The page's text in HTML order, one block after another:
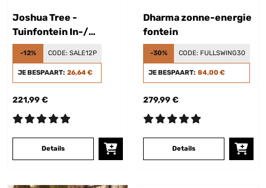
Joshua Tree -
Tuinfontein In-/
Outdoor
-12% CODE: SALE12P
JE BESPAART: 26,64 €
221,99 €
Details
Dharma zonne-energie
fontein
-30% CODE: FULLSWING30
JE BESPAART: 84,00 €
279,99 €
Details